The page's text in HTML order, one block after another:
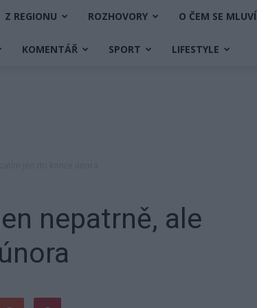
Z REGIONU ROZHOVORY O ČEM SE MLUVÍ
KOMENTÁŘ SPORT LIFESTYLE
nepatrně, ale